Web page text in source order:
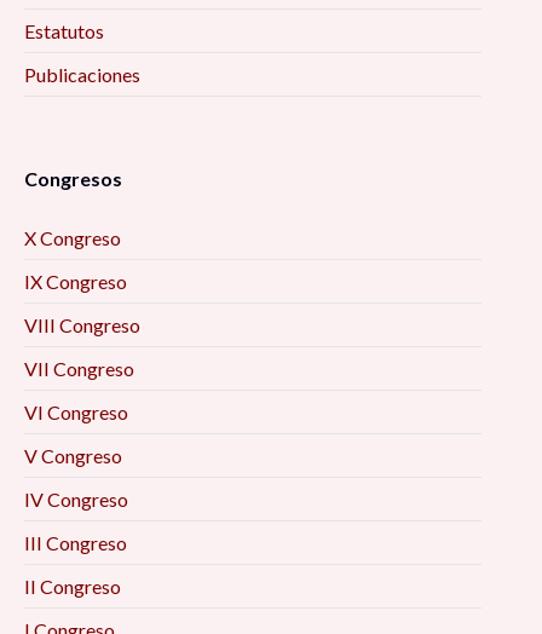
Estatutos
Publicaciones
Congresos
X Congreso
IX Congreso
VIII Congreso
VII Congreso
VI Congreso
V Congreso
IV Congreso
III Congreso
II Congreso